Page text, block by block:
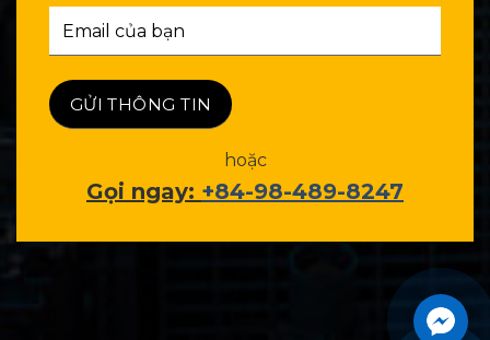
hoặc
Gọi ngay: +84-98-489-8247